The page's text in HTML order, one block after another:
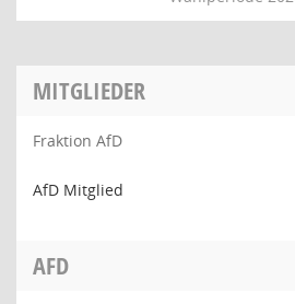
MITGLIEDER
Fraktion AfD
AfD Mitglied
AFD